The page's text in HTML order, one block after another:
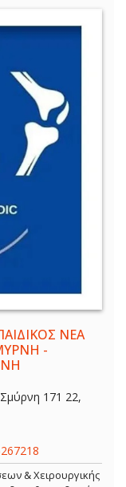
ΝΕΑ
-
171 22,
& Χειρουργικής